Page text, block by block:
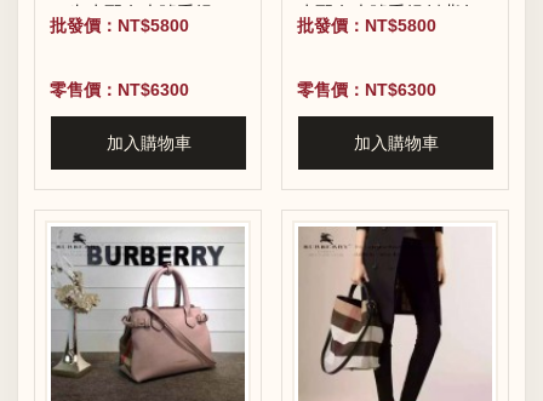
口牛皮配布小號手提斜
背包
批發價：NT$5800
零售價：NT$6300
加入購物車
皮配布小號手提斜背包
批發價：NT$5800
零售價：NT$6300
加入購物車